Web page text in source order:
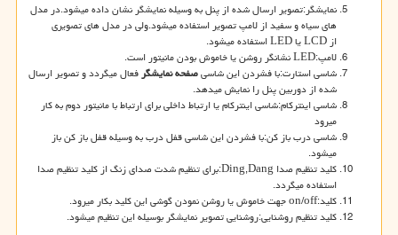
نمایشگر:تصویر ارسال شده از پنل به وسیله نمایشگر نشان داده میشود.در مدل
های سیاه و سفید از لامپ تصویر استفاده میشود.ولی در مدل های تصویری
ازLCDیاLEDاستفاده میشود.
لامپLED:نشانگر روشن یا خاموش بودن مانیتور است.
شاسی استارت:با فشردن این شاسیصفحه نمایشگرفعال میگردد و تصویر ارسال
شده از دوربین پنل را نمایش میدهد.
شاسی اینترکام:شاسی اینترکام یا ارتباط داخلی برای ارتباط با مانیتور دوم به کار
میرود
شاسی درب باز کن:با فشردن این شاسی قفل درب به وسیله قفل باز کن باز
میشود.
کلید تنظیم صدا:Ding,Dangبرای تنظیم شدت صدای زنگ از کلید تنظیم صدا
استفاده میگردد.
کلیدon/off:جهت خاموش یا روشن نمودن گوشی این کلید بکار میرود.
کلید تنظیم روشنایی:روشنایی تصویر نمایشگر بوسیله این تنظیم میشود.